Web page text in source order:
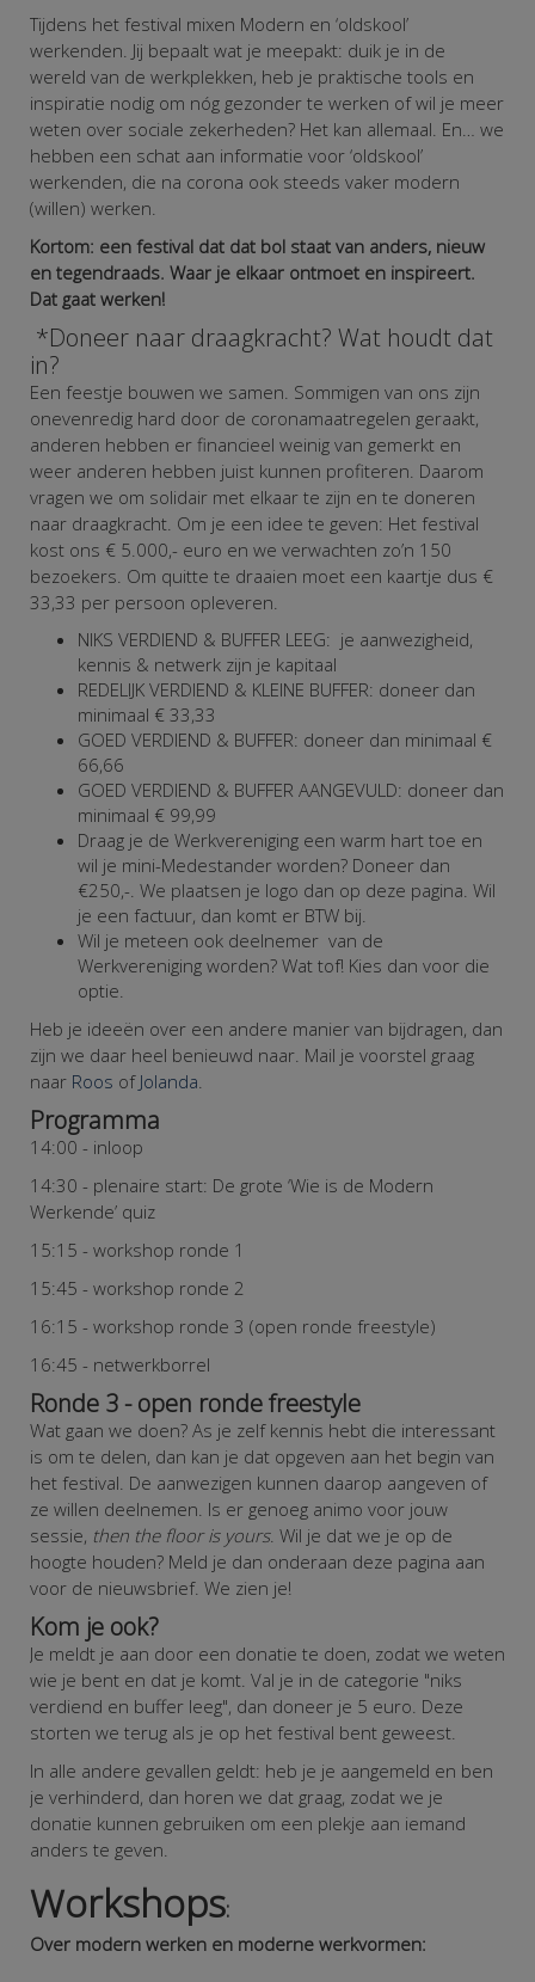
Tijdens het festival mixen Modern en ‘oldskool’
werkenden. Jij bepaalt wat je meepakt: duik je in de
wereld van de werkplekken, heb je praktische tools en
inspiratie nodig om nóg gezonder te werken of wil je meer
weten over sociale zekerheden? Het kan allemaal. En… we
hebben een schat aan informatie voor ‘oldskool’
werkenden, die na corona ook steeds vaker modern
(willen) werken.
Kortom: een festival dat dat bol staat van anders, nieuw
en tegendraads. Waar je elkaar ontmoet en inspireert.
Dat gaat werken!
*Doneer naar draagkracht? Wat houdt dat
in?
Een feestje bouwen we samen. Sommigen van ons zijn
onevenredig hard door de coronamaatregelen geraakt,
anderen hebben er financieel weinig van gemerkt en
weer anderen hebben juist kunnen profiteren. Daarom
vragen we om solidair met elkaar te zijn en te doneren
naar draagkracht. Om je een idee te geven: Het festival
kost ons € 5.000,- euro en we verwachten zo’n 150
bezoekers. Om quitte te draaien moet een kaartje dus €
33,33 per persoon opleveren.
NIKS VERDIEND & BUFFER LEEG: je aanwezigheid,
kennis & netwerk zijn je kapitaal
REDELIJK VERDIEND & KLEINE BUFFER: doneer dan
minimaal € 33,33
GOED VERDIEND & BUFFER: doneer dan minimaal €
66,66
GOED VERDIEND & BUFFER AANGEVULD: doneer dan
minimaal € 99,99
Draag je de Werkvereniging een warm hart toe en
wil je mini-Medestander worden? Doneer dan
€250,-. We plaatsen je logo dan op deze pagina. Wil
je een factuur, dan komt er BTW bij.
Wil je meteen ook deelnemer van de
Werkvereniging worden? Wat tof! Kies dan voor die
optie.
Heb je ideeën over een andere manier van bijdragen, dan
zijn we daar heel benieuwd naar. Mail je voorstel graag
naar Roos of Jolanda.
Programma
14:00 - inloop
14:30 - plenaire start: De grote ‘Wie is de Modern
Werkende’ quiz
15:15 - workshop ronde 1
15:45 - workshop ronde 2
16:15 - workshop ronde 3 (open ronde freestyle)
16:45 - netwerkborrel
Ronde 3 - open ronde freestyle
Wat gaan we doen? As je zelf kennis hebt die interessant
is om te delen, dan kan je dat opgeven aan het begin van
het festival. De aanwezigen kunnen daarop aangeven of
ze willen deelnemen. Is er genoeg animo voor jouw
sessie, then the floor is yours. Wil je dat we je op de
hoogte houden? Meld je dan onderaan deze pagina aan
voor de nieuwsbrief. We zien je!
Kom je ook?
Je meldt je aan door een donatie te doen, zodat we weten
wie je bent en dat je komt. Val je in de categorie "niks
verdiend en buffer leeg", dan doneer je 5 euro. Deze
storten we terug als je op het festival bent geweest.
In alle andere gevallen geldt: heb je je aangemeld en ben
je verhinderd, dan horen we dat graag, zodat we je
donatie kunnen gebruiken om een plekje aan iemand
anders te geven.
Workshops:
Over modern werken en moderne werkvormen: